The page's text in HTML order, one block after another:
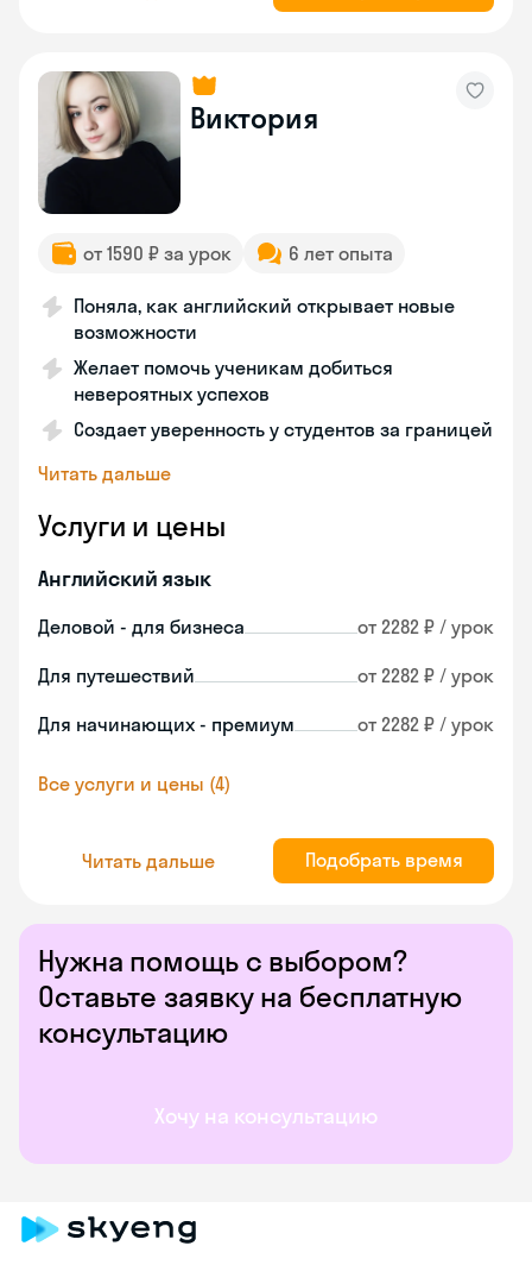
Нужна помощь с выбором?
Оставьте заявку на бесплатную
консультацию
Хочу на консультацию
Виктория
от 1590 ₽ за урок 6 лет опыта
Поняла, как английский открывает новые
возможности
Желает помочь ученикам добиться
невероятных успехов
Создает уверенность у студентов за границей
Читать дальше
Услуги и цены
Английский язык
Деловой - для бизнеса от 2282 ₽ / урок
Для путешествий от 2282 ₽ / урок
Для начинающих - премиум от 2282 ₽ / урок
Все услуги и цены (4)
Читать дальше Подобрать время